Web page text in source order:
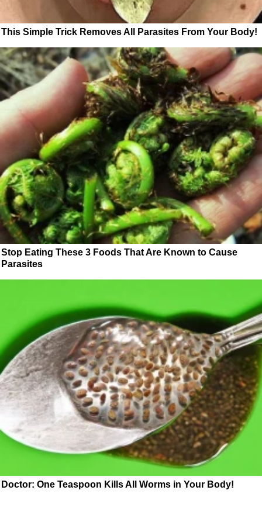
This Simple Trick Removes All Parasites From Your Body!
Stop Eating These 3 Foods That Are Known to Cause
Parasites
Doctor: One Teaspoon Kills All Worms in Your Body!